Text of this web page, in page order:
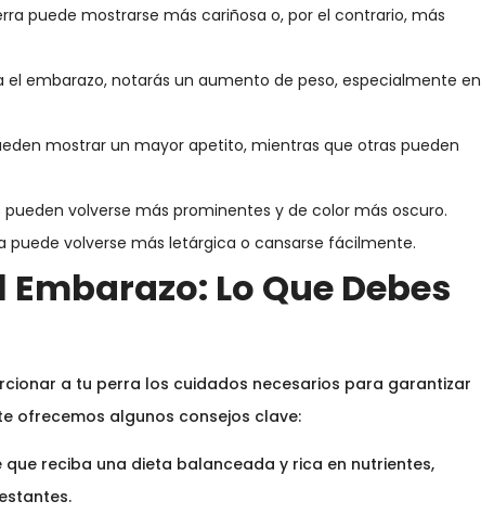
puede mostrarse más cariñosa o, por el contrario, más
el embarazo, notarás un aumento de peso, especialmente en
mostrar un mayor apetito, mientras que otras pueden
pueden volverse más prominentes y de color más oscuro.
puede volverse más letárgica o cansarse fácilmente.
Lo Que Debes
a tu perra los cuidados necesarios para garantizar
ofrecemos algunos consejos clave:
que reciba una dieta balanceada y rica en nutrientes,